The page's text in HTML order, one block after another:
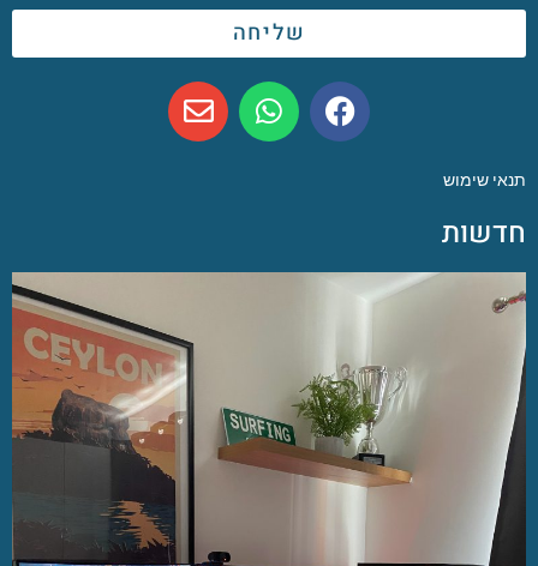
שליחה
תנאי שימוש
חדשות